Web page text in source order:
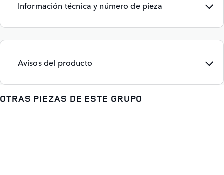
Información técnica y número de pieza
Avisos del producto
OTRAS PIEZAS DE ESTE GRUPO